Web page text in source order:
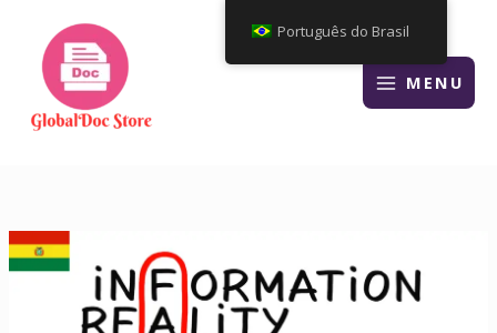
conteúdo
MENU
Português do Brasil